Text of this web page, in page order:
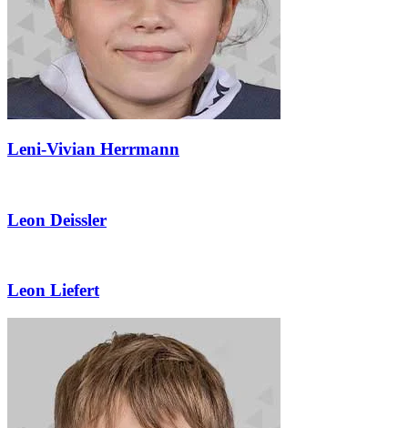
Leni-Vivian Herrmann
Leon Deissler
Leon Liefert